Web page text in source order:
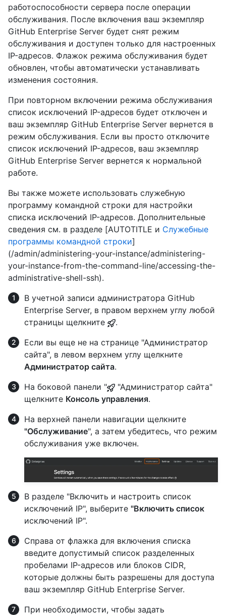
работоспособности сервера после операции
обслуживания. После включения ваш экземпляр
GitHub Enterprise Server будет снят режим
обслуживания и доступен только для настроенных
IP-адресов. Флажок режима обслуживания будет
обновлен, чтобы автоматически устанавливать
изменения состояния.
При повторном включении режима обслуживания
список исключений IP-адресов будет отключен и
ваш экземпляр GitHub Enterprise Server вернется в
режим обслуживания. Если вы просто отключите
список исключений IP-адресов, ваш экземпляр
GitHub Enterprise Server вернется к нормальной
работе.
Вы также можете использовать служебную
программу командной строки для настройки
списка исключений IP-адресов. Дополнительные
сведения см. в разделе [AUTOTITLE и Служебные
программы командной строки]
(/admin/administering-your-instance/administering-
your-instance-from-the-command-line/accessing-the-
administrative-shell-ssh).
В учетной записи администратора GitHub
Enterprise Server, в правом верхнем углу любой
страницы щелкните
.
Если вы еще не на странице "Администратор
сайта", в левом верхнем углу щелкните
Администратор сайта.
На боковой панели "
"Администратор сайта"
щелкните Консоль управления.
На верхней панели навигации щелкните
"Обслуживание", а затем убедитесь, что режим
обслуживания уже включен.
В разделе "Включить и настроить список
исключений IP", выберите "Включить список
исключений IP".
Справа от флажка для включения списка
введите допустимый список разделенных
пробелами IP-адресов или блоков CIDR,
которые должны быть разрешены для доступа
ваш экземпляр GitHub Enterprise Server.
При необходимости, чтобы задать